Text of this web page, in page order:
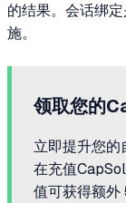
的结果。会话绑
施。
领取您的
立即提升您的
在充值
值可获得额外